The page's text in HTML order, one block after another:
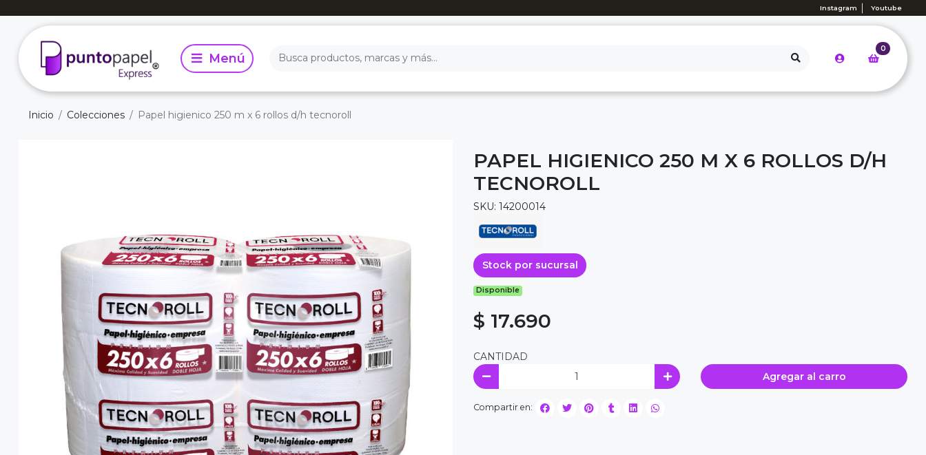
Instagram Youtube
0
Inicio Colecciones Papel higienico 250 m x 6 rollos d/h tecnoroll
PAPEL HIGIENICO 250 M X 6 ROLLOS D/H
TECNOROLL
SKU: 14200014
Stock por sucursal
Disponible
$ 17.690
CANTIDAD
Agregar al carro
Compartir en: